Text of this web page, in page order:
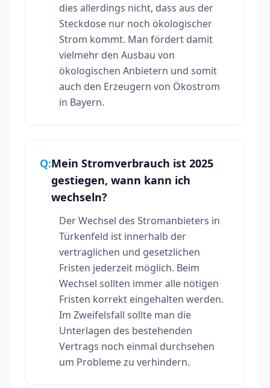
dies allerdings nicht, dass aus der
Steckdose nur noch ökologischer
Strom kommt. Man fördert damit
vielmehr den Ausbau von
ökologischen Anbietern und somit
auch den Erzeugern von Ökostrom
in Bayern.
Q:Mein Stromverbrauch ist 2025
gestiegen, wann kann ich
wechseln?
Der Wechsel des Stromanbieters in
Türkenfeld ist innerhalb der
vertraglichen und gesetzlichen
Fristen jederzeit möglich. Beim
Wechsel sollten immer alle nötigen
Fristen korrekt eingehalten werden.
Im Zweifelsfall sollte man die
Unterlagen des bestehenden
Vertrags noch einmal durchsehen
um Probleme zu verhindern.